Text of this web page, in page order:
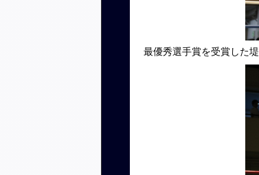
最優秀選手賞を受賞した堤